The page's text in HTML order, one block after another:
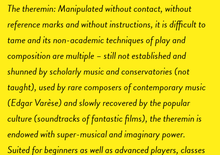
The theremin: Manipulated without contact, without
reference marks and without instructions, it is difficult to
tame and its non-academic techniques of play and
composition are multiple – still not established and
shunned by scholarly music and conservatories (not
taught), used by rare composers of contemporary music
(Edgar Varèse) and slowly recovered by the popular
culture (soundtracks of fantastic films), the theremin is
endowed with super-musical and imaginary power.
Suited for beginners as well as advanced players, classes